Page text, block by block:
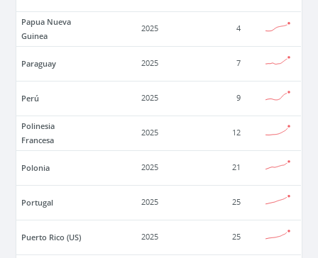
Papua Nueva
Guinea
2025 4
Paraguay 2025 7
Perú 2025 9
Polinesia
Francesa
2025 12
Polonia 2025 21
Portugal 2025 25
Puerto Rico (US) 2025 25